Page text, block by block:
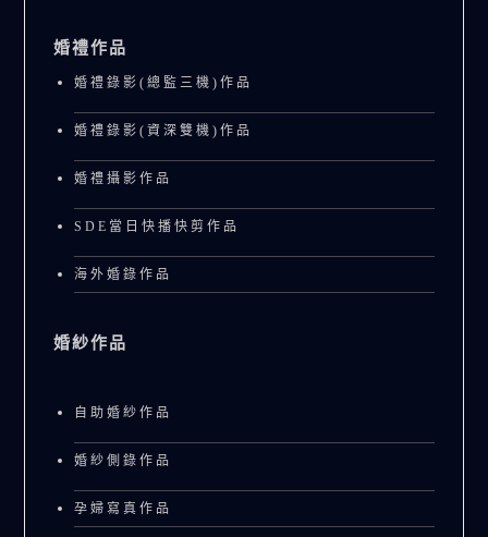
婚禮作品
婚禮錄影(總監三機)作品
婚禮錄影(資深雙機)作品
婚禮攝影作品
SDE當日快播快剪作品
海外婚錄作品
婚紗作品
自助婚紗作品
婚紗側錄作品
孕婦寫真作品